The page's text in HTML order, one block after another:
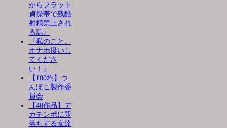
からフラット
貞操帯で残酷
射精禁止され
る話』
『私のこと、
オナホ扱いし
てくださ
い！』
【100均】つ
んぽこ製作委
員会
【40作品】デ
カチンポに即
落ちする女達